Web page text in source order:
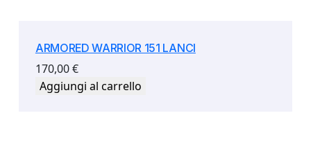
ARMORED WARRIOR 151 LANCI
170,00€
Aggiungi al carrello